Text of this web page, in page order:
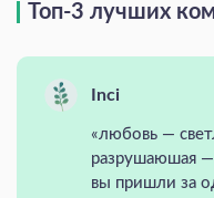
Топ-3 лучших
Inci
«любовь —
разрушаюшая
вы пришли за